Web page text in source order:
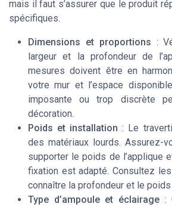
mais il faut s’assurer que le produit
spécifiques.
Dimensions et proportions :
largeur et la profondeur de
mesures doivent être en
votre mur et l’espace
imposante ou trop discrète
décoration.
Poids et installation : Le
des matériaux lourds. Assurez-
supporter le poids de l’applique
fixation est adapté. Consultez
connaître la profondeur et le
Type d’ampoule et éclairage :